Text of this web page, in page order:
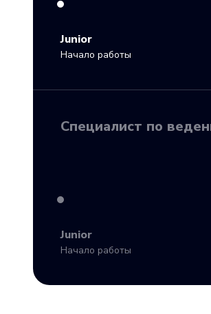
Junior
Начало работы
Специалист по
Junior
Начало работы